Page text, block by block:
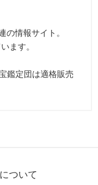
の情報サイト。
ます。
鑑定団は適格販売
ついて